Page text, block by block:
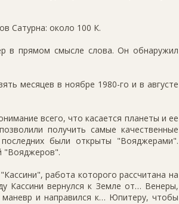
Сатурна: около 100 К.
в прямом смысле слова. Он обнаружил
месяцев в ноябре 1980-го и в августе
всего, что касается планеты и ее
получить самые качественные
были открыты "Вояджерами".
"Вояджеров".
работа которого рассчитана на
Кассини вернулся к Земле от… Венеры,
и направился к… Юпитеру, чтобы